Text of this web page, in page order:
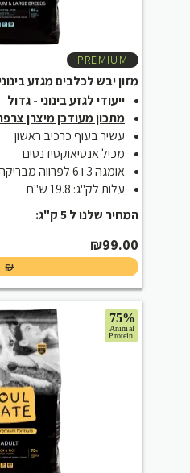
PREMIUM
מזון יבש לכלבים מגזע
ייעודי לגזע בינוני - גדול
מתכון מעודכן מיצרן
עשיר בעוף כרכיב ראשון
מכיל אנטיאוקסידנטים
אומגה 3 ו 6 לפרווה מבריקה
עלות לק"ג: 19.8 ש"ח
המחיר שלנו ל 5 ק"ג:
₪99.00
₪